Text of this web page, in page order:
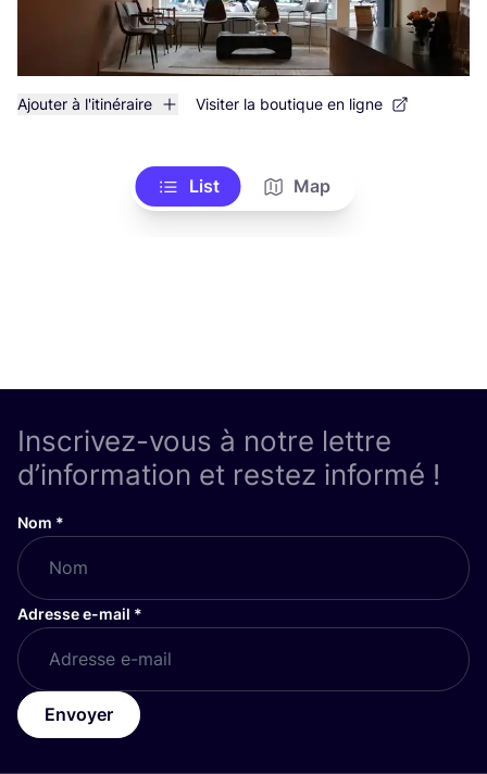
Ajouter à l'itinéraire Visiter la boutique en ligne
List Map
Inscrivez-vous à notre lettre
d’information et restez informé !
Nom *
Adresse e-mail *
Envoyer